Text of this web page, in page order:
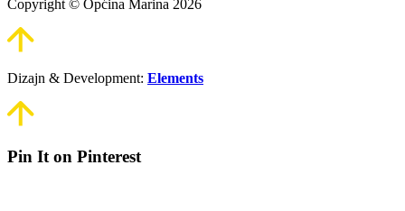
Copyright © Općina Marina 2026
Dizajn & Development: Elements
Pin It on Pinterest